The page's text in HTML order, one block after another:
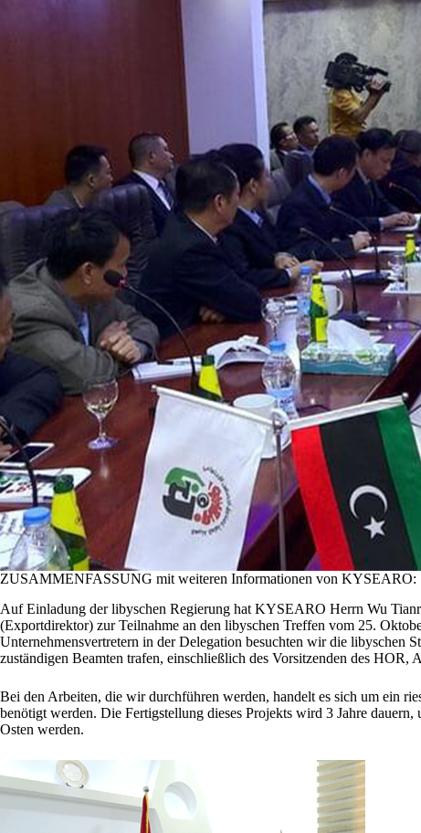
ZUSAMMENFASSUNG mit weiteren Informationen von KYSEARO:
Auf Einladung der libyschen Regierung hat KYSEARO Herrn Wu
(Exportdirektor) zur Teilnahme an den libyschen Treffen vom 25.
Unternehmensvertretern in der Delegation besuchten wir die libyschen
zuständigen Beamten trafen, einschließlich des Vorsitzenden des
Bei den Arbeiten, die wir durchführen werden, handelt es sich um ein
benötigt werden. Die Fertigstellung dieses Projekts wird 3 Jahre
Osten werden.